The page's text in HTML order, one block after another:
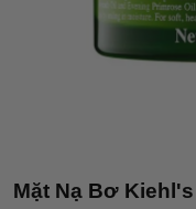
Mặt Nạ Bơ